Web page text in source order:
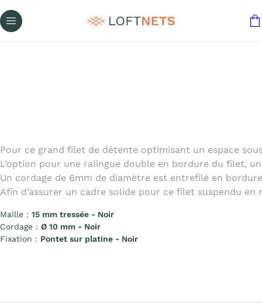
Pour ce grand filet de détente optimisant un espace
L’option pour une ralingue double en bordure du filet,
Un cordage de 6mm de diamètre est entrefilé en
Afin d’assurer un cadre solide pour ce filet suspendu
Maille : 15 mm tressée - Noir
Cordage : Ø 10 mm - Noir
Fixation : Pontet sur platine - Noir